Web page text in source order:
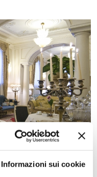
Informazioni sui cookie